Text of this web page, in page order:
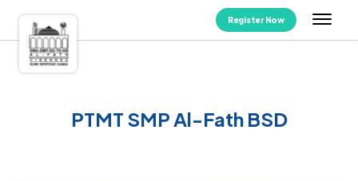
Register Now
PTMT SMP Al-Fath BSD